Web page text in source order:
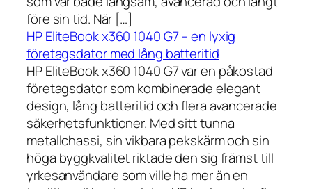
före sin tid. När […]
HP EliteBook x360 1040 G7 – en lyxig
företagsdator med lång batteritid
HP EliteBook x360 1040 G7 var en påkostad
företagsdator som kombinerade elegant
design, lång batteritid och flera avancerade
säkerhetsfunktioner. Med sitt tunna
metallchassi, sin vikbara pekskärm och sin
höga byggkvalitet riktade den sig främst till
yrkesanvändare som ville ha mer än en